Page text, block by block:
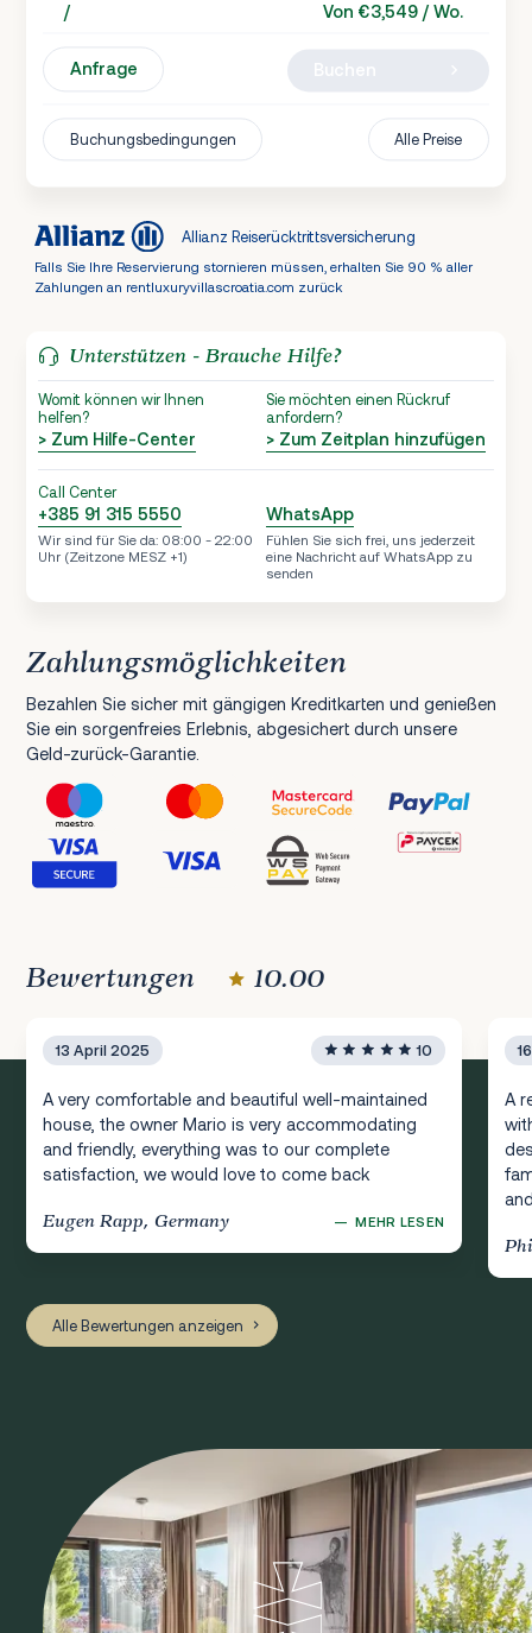
/ Von €3,549 / Wo.
Anfrage
Buchungsbedingungen Alle Preise
Allianz Reiserücktrittsversicherung
Falls Sie Ihre Reservierung stornieren müssen, erhalten Sie 90 % aller
Zahlungen an rentluxuryvillascroatia.com zurück
Unterstützen - Brauche Hilfe?
Womit können wir Ihnen
helfen?
> Zum Hilfe-Center
Sie möchten einen Rückruf
anfordern?
> Zum Zeitplan hinzufügen
Call Center
+385 91 315 5550
Wir sind für Sie da: 08:00 - 22:00
Uhr (Zeitzone MESZ +1)
WhatsApp
Fühlen Sie sich frei, uns jederzeit
eine Nachricht auf WhatsApp zu
senden
Zahlungsmöglichkeiten
Bezahlen Sie sicher mit gängigen Kreditkarten und genießen
Sie ein sorgenfreies Erlebnis, abgesichert durch unsere
Geld-zurück-Garantie.
Bewertungen 10.00
13 April 2025 10
A very comfortable and beautiful well-maintained
house, the owner Mario is very accommodating
and friendly, everything was to our complete
satisfaction, we would love to come back
Eugen Rapp, Germany — MEHR LESEN
A
Alle Bewertungen anzeigen